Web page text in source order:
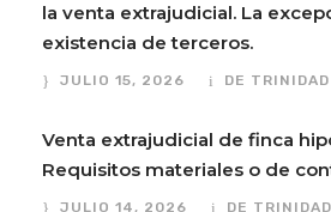
la venta extrajudicial. La
existencia de terceros.
JULIO 15, 2026 DE
Venta extrajudicial de finca
Requisitos materiales o de
JULIO 14, 2026 DE